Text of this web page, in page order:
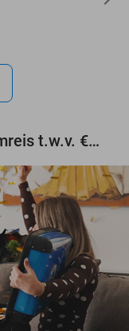
Maak gratis kans op een droomreis t.w.v. €3.000!